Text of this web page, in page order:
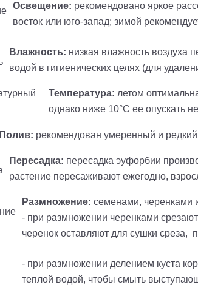
Освещение: рекомендовано яркое
восток или юго-запад; зимой
Влажность: низкая влажность воздуха
водой в гигиенических целях (для
Температура: летом
однако ниже 10°С ее опускать
Полив: рекомендован умеренный и
Пересадка: пересадка эуфорбии
растение пересаживают ежегодно,
Размножение: семенами, черенками
- при размножении черенками
черенок оставляют для сушки среза,
- при размножении делением куста
теплой водой, чтобы смыть